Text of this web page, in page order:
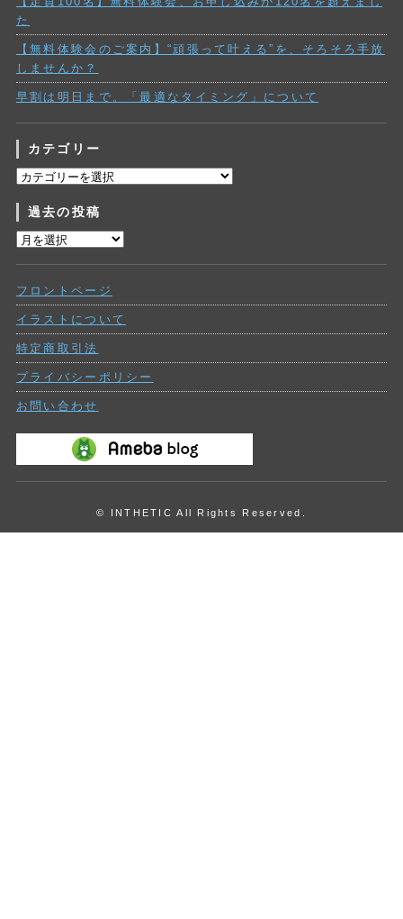
た
【無料体験会のご案内】“頑張って叶える”を、そろそろ手放
しませんか？
早割は明日まで。「最適なタイミング」について
カテゴリー
カ
ゴ
リ
ー
過去の投稿
過
投
稿
フロントページ
イラストについて
特定商取引法
プライバシーポリシー
お問い合わせ
© INTHETIC All Rights Reserved.